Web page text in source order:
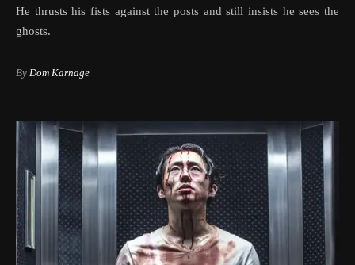
He thrusts his fists against the posts and still insists he sees the
ghosts.
By Dom Karnage